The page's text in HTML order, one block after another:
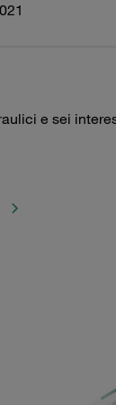
e sei